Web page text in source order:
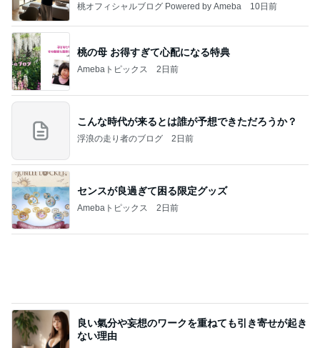
桃オフィシャルブログ Powered by Ameba 10日前
桃の母 お得すぎて心配になる特典
Amebaトピックス 2日前
こんな時代が来るとは誰が予想できただろうか？
浮浪の走り者のブログ 2日前
センスが良過ぎて困る限定グッズ
Amebaトピックス 2日前
良い氣分や妄想のワークを重ねても引き寄せが起き
ない理由